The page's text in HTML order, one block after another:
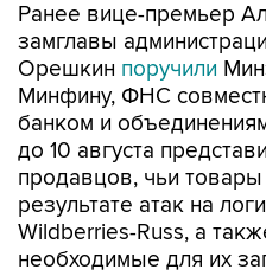
Ранее вице-премьер
замглавы
Орешкин поручили
Минфину, ФНС
банком и
до 10 августа
продавцов, чьи товары
результате атак на
Wildberries-Russ, а
необходимые для их